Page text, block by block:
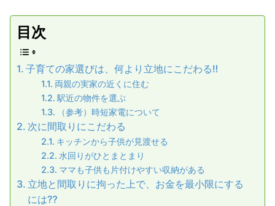
目次
子育ての家選びは、何より立地にこだわる‼︎
両親の実家の近くに住む
駅近の物件を選ぶ
（参考）時短家電について
次に間取りにこだわる
キッチンから子供が見渡せる
水回りがひとまとまり
ママも子供も片付けやすい収納がある
立地と間取りに拘った上で、お金を最小限にする
には⁇